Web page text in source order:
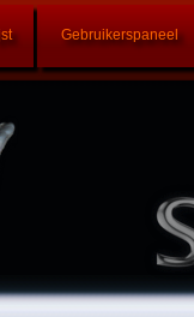
Gebruikerspaneel